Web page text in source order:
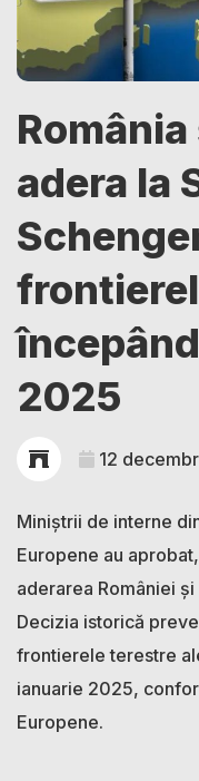
adera la
2025
12
Miniștrii de interne
Europene au
aderarea României
Decizia istorică
frontierele terestre
ianuarie 2025,
Europene.